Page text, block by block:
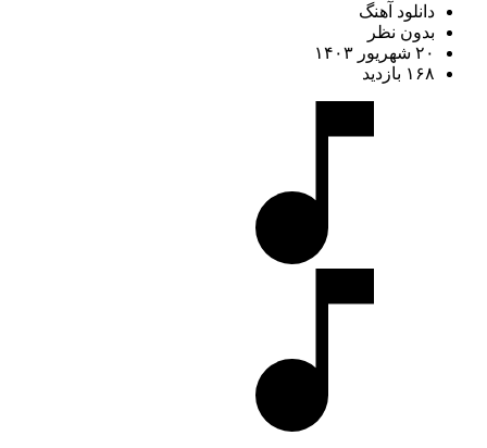
دانلود آهنگ
بدون نظر
۲۰ شهریور ۱۴۰۳
۱۶۸ بازدید